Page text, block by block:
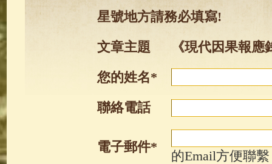
星號地方請務必填寫!
文章主題
《現代因果報
您的姓名*
聯絡電話
電子郵件*
的Email方便聯繫